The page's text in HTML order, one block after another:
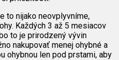
to nijako neovplyvníme,
Každých 3 až 5 mesiacov
to je prirodzený vývin
nakupovať menej ohybné a
ohybnou len pod prstami, aby